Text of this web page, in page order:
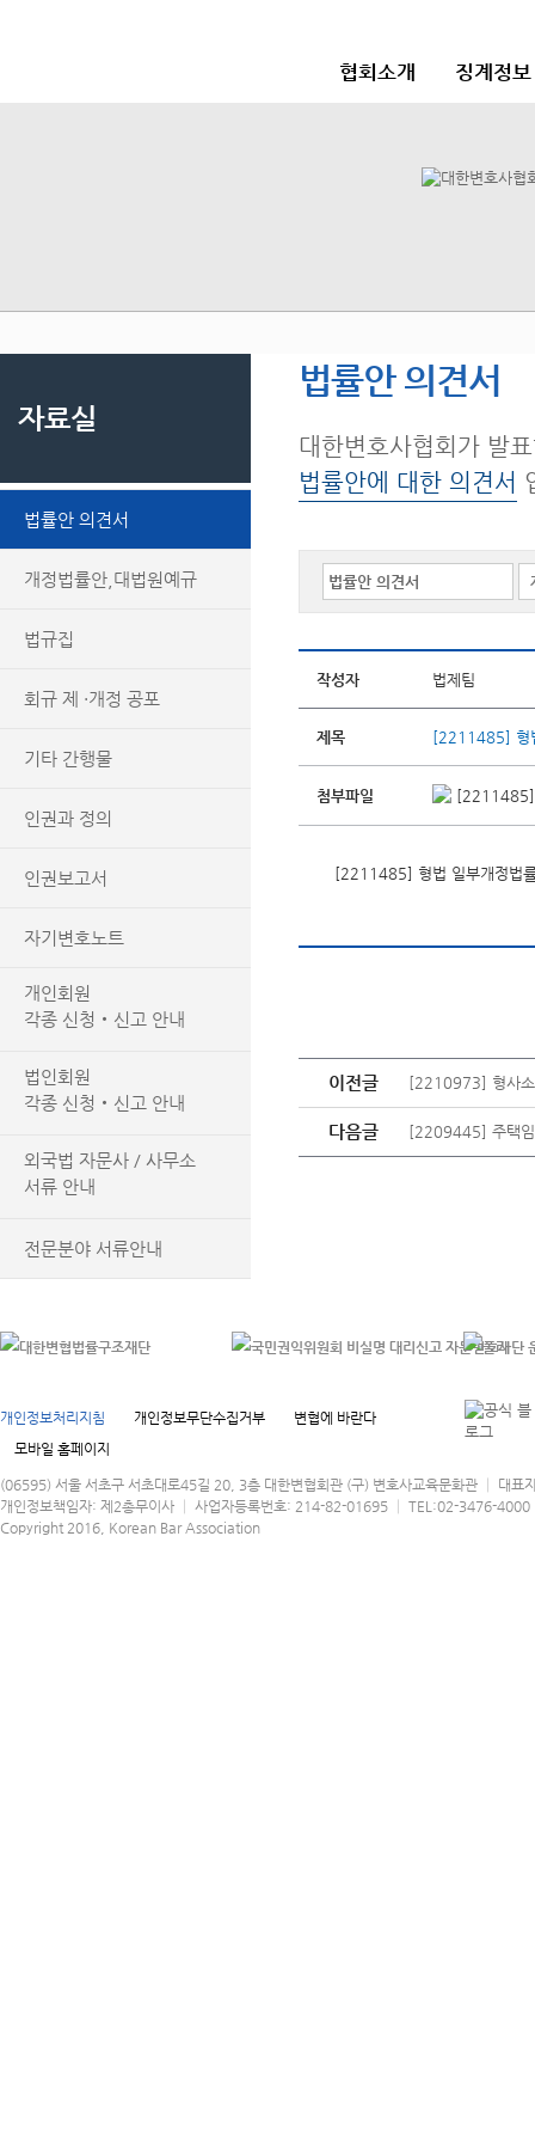
협회소개 징계정
자료실
법률안 의견서
개정법률안,대법원예규
법규집
회규 제 ·개정 공포
기타 간행물
인권과 정의
인권보고서
자기변호노트
개인회원
각종 신청‧신고 안내
법인회원
각종 신청‧신고 안내
외국법 자문사 / 사무소
서류 안내
전문분야 서류안내
법률안 의견서
대한변호사협회가 발
법률안에 대한 의견서
작성자 법제팀
제목 [2211485] 형
첨부파일 [2211485]
[2211485] 형법 일부개정법
이전글 [2210973] 형사소
다음글 [2209445] 주택임
개인정보처리지침 개인정보무단수집거부
변협에 바란다
모바일 홈페이지
(06595) 서울 서초구 서초대로45길 20, 3층 대한변협회관 (구) 변호사교육문화관 │ 대표
개인정보책임자: 제2총무이사 │ 사업자등록번호: 214-82-01695 │ TEL:02-3476-
Copyright 2016, Korean Bar Association